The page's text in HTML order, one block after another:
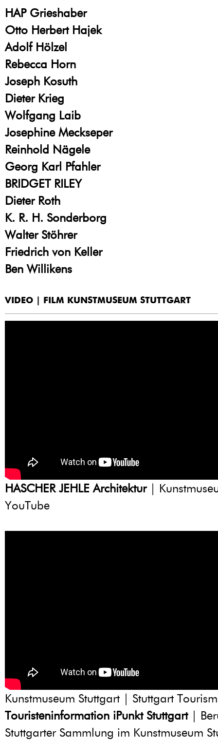
HAP Grieshaber
Otto Herbert Hajek
Adolf Hölzel
Rebecca Horn
Joseph Kosuth
Dieter Krieg
Wolfgang Laib
Josephine Meckseper
Reinhold Nägele
Georg Karl Pfahler
BRIDGET RILEY
Dieter Roth
K. R. H. Sonderborg
Walter Stöhrer
Friedrich von Keller
Ben Willikens
VIDEO | FILM KUNSTMUSEUM STUTTGART
HASCHER JEHLE Architektur|
YouTube
Kunstmuseum Stuttgart | Stuttgart
Touristeninformation iPunkt Stuttgart |
Stuttgarter Sammlung im Kunstmuseum